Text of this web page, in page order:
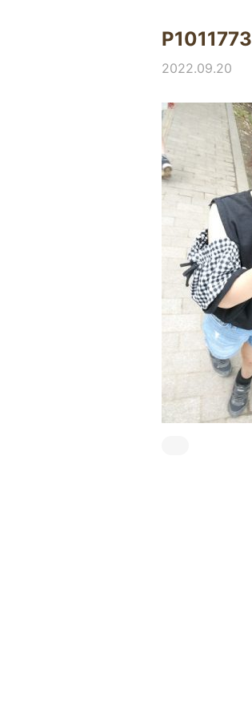
P1011773
2022.09.20